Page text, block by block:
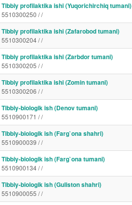
Tibbiy profilaktika ishi (Yuqorichirchiq tumani)
5510300250 / /
Tibbiy profilaktika ishi (Zafarobod tumani)
5510300204 / /
Tibbiy profilaktika ishi (Zarbdor tumani)
5510300205 / /
Tibbiy profilaktika ishi (Zomin tumani)
5510300206 / /
Tibbiy-biologik ish (Denov tumani)
5510900171 / /
Tibbiy-biologik ish (Farg`ona shahri)
5510900039 / /
Tibbiy-biologik ish (Farg`ona tumani)
5510900134 / /
Tibbiy-biologik ish (Guliston shahri)
5510900055 / /